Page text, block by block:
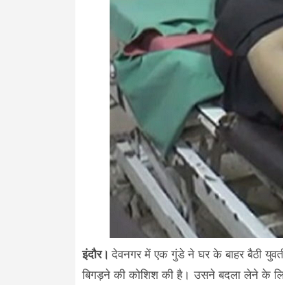
इंदौर।देवनगर में एक गुंडे ने घर के बाहर बैठी
बिगड़ने की कोशिश की है। उसने बदला लेने के